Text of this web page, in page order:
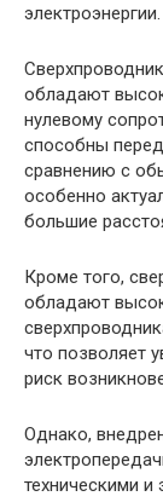
электроэнергии.
обладают
нулевому
способны
сравнению с
особенно
большие
Кроме того,
обладают
что позволяет
риск
Однако,
техническими